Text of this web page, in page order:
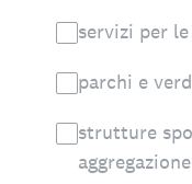
servizi per
parchi e
strutture